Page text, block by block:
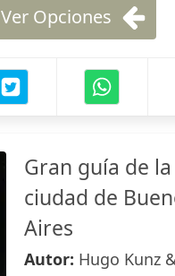
Ver Opciones
Gran guía de la
ciudad de
Aires
Autor: Hugo Kunz